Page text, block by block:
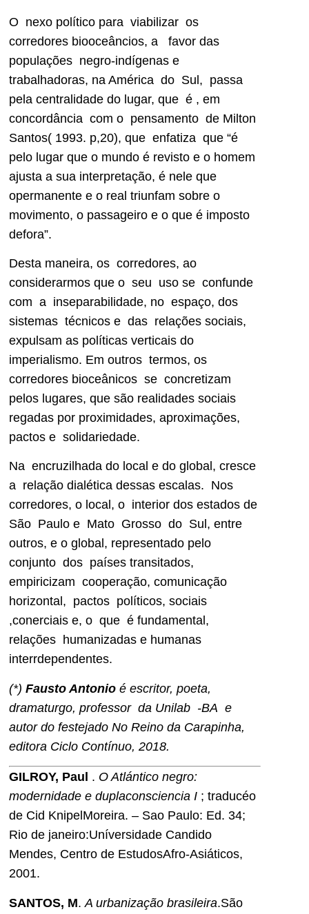
O nexo político para viabilizar os
corredores biooceâncios, a favor das
populações negro-indígenas e
trabalhadoras, na América do Sul, passa
pela centralidade do lugar, que é , em
concordância com o pensamento de Milton
Santos( 1993. p,20), que enfatiza que “é
pelo lugar que o mundo é revisto e o homem
ajusta a sua interpretação, é nele que
opermanente e o real triunfam sobre o
movimento, o passageiro e o que é imposto
defora”.
Desta maneira, os corredores, ao
considerarmos que o seu uso se confunde
com a inseparabilidade, no espaço, dos
sistemas técnicos e das relações sociais,
expulsam as políticas verticais do
imperialismo. Em outros termos, os
corredores bioceânicos se concretizam
pelos lugares, que são realidades sociais
regadas por proximidades, aproximações,
pactos e solidariedade.
Na encruzilhada do local e do global, cresce
a relação dialética dessas escalas. Nos
corredores, o local, o interior dos estados de
São Paulo e Mato Grosso do Sul, entre
outros, e o global, representado pelo
conjunto dos países transitados,
empiricizam cooperação, comunicação
horizontal, pactos políticos, sociais
,conerciais e, o que é fundamental,
relações humanizadas e humanas
interrdependentes.
(*) Fausto Antonio é escritor, poeta,
dramaturgo, professor da Unilab -BA e
autor do festejado No Reino da Carapinha,
editora Ciclo Contínuo, 2018.
GILROY, Paul . O Atlántico negro:
modernidade e duplaconsciencia I ; traducéo
de Cid KnipelMoreira. – Sao Paulo: Ed. 34;
Rio de janeiro:Uníversidade Candido
Mendes, Centro de EstudosAfro-Asiáticos,
2001.
SANTOS, M. A urbanização brasileira.São